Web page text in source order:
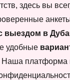
здесь вы
выездом в
удобные
Наша платформа